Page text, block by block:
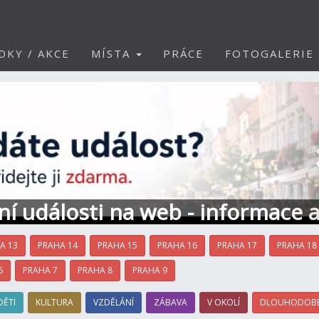
/ AKCE MÍSTA PRÁCE FOTOGALERIE
události na web - informace a
13 PRAHA 14 PRAHA 15 PRAHA 16 PRAHA 17 PRAHA 18
PRAHA 7 PRAHA 8 PRAHA 9
KULTURA VZDĚLÁNÍ ZÁBAVA V OKOLÍ